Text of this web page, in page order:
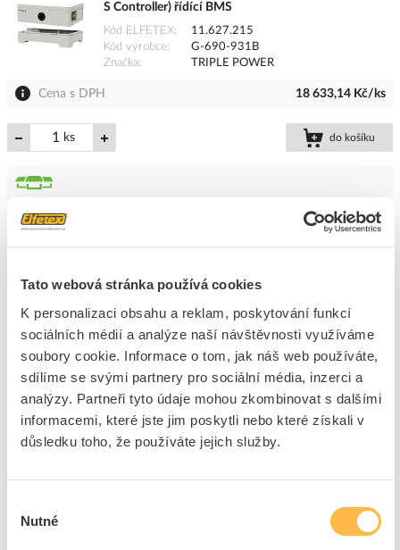
Tato webová stránka používá cookies
K personalizaci obsahu a reklam, poskytování funkcí
sociálních médií a analýze naší návštěvnosti využíváme
soubory cookie. Informace o tom, jak náš web používáte,
sdílíme se svými partnery pro sociální média, inzerci a
analýzy. Partneři tyto údaje mohou zkombinovat s dalšími
informacemi, které jste jim poskytli nebo které získali v
důsledku toho, že používáte jejich služby.
souhlasu
Nutné
S Controller) řídící BMS
Kód ELFETEX
11.627.215
Kód výrobce
G-690-931B
Značka
TRIPLE POWER
Cena s DPH 18 633,14 Kč/ks
ks do košíku
TRIPLE POWER Modul T-BAT H5.8 (T58 Master) V2
BMS+baterie 5,8kWh
Kód ELFETEX
11.582.872
Kód výrobce
G-690-926M
Cena s DPH 59 906,31 Kč/ks
ks